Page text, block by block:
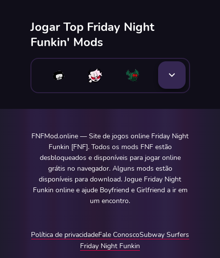
Jogar Top Friday Night
Funkin' Mods
FNFMod.online — Site de jogos online Friday Night
Funkin [FNF]. Todos os mods FNF estão
desbloqueados e disponíveis para jogar online
grátis no navegador. Alguns mods estão
disponíveis para download. Jogue Friday Night
Funkin online e ajude Boyfriend e Girlfriend a ir em
um encontro.
Política de privacidadeFale ConoscoSubway Surfers
Friday Night Funkin